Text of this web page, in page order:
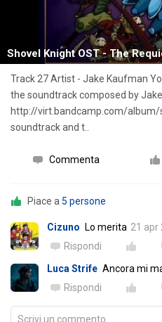
Shovel Knight OST - The
Track 27 Artist - Jake Kaufman
the soundtrack composed by
http://virt.bandcamp.com/album/
soundtrack and t..
Commenta
Piace a 5 persone
Cizuno Lo merita 21 apr
Rispondi
Luca Strife Ancora mi
Rispondi
Scrivi un commento